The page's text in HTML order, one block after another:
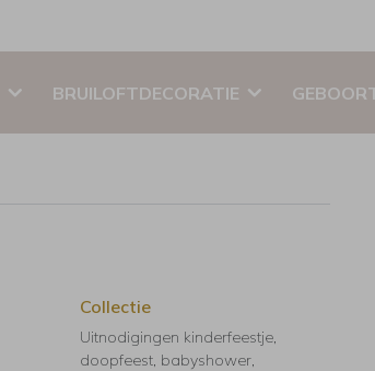
BRUILOFTDECORATIE
Collectie
Uitnodigingen kinderfeestje,
doopfeest, babyshower,